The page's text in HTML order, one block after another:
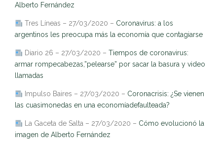
Alberto Fernández
Tres Líneas – 27/03/2020 – Coronavirus: a los
argentinos les preocupa más la economía que contagiarse
Diario 26 – 27/03/2020 – Tiempos de coronavirus:
armar rompecabezas,”pelearse” por sacar la basura y video
llamadas
Impulso Baires – 27/03/2020 – Coronacrisis: ¿Se vienen
las cuasimonedas en una economíadefaulteada?
La Gaceta de Salta – 27/03/2020 – Cómo evolucionó la
imagen de Alberto Fernández